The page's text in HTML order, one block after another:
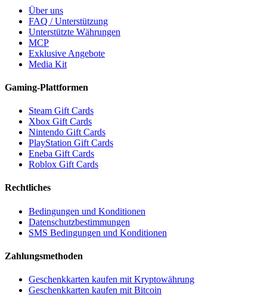
Über uns
FAQ / Unterstützung
Unterstützte Währungen
MCP
Exklusive Angebote
Media Kit
Gaming-Plattformen
Steam Gift Cards
Xbox Gift Cards
Nintendo Gift Cards
PlayStation Gift Cards
Eneba Gift Cards
Roblox Gift Cards
Rechtliches
Bedingungen und Konditionen
Datenschutzbestimmungen
SMS Bedingungen und Konditionen
Zahlungsmethoden
Geschenkkarten kaufen mit Kryptowährung
Geschenkkarten kaufen mit Bitcoin